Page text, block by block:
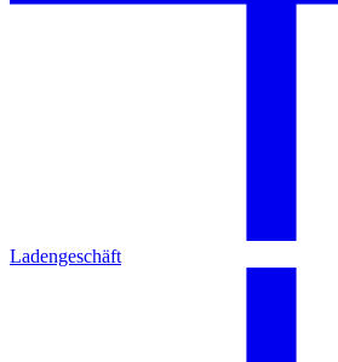
Ladengeschäft